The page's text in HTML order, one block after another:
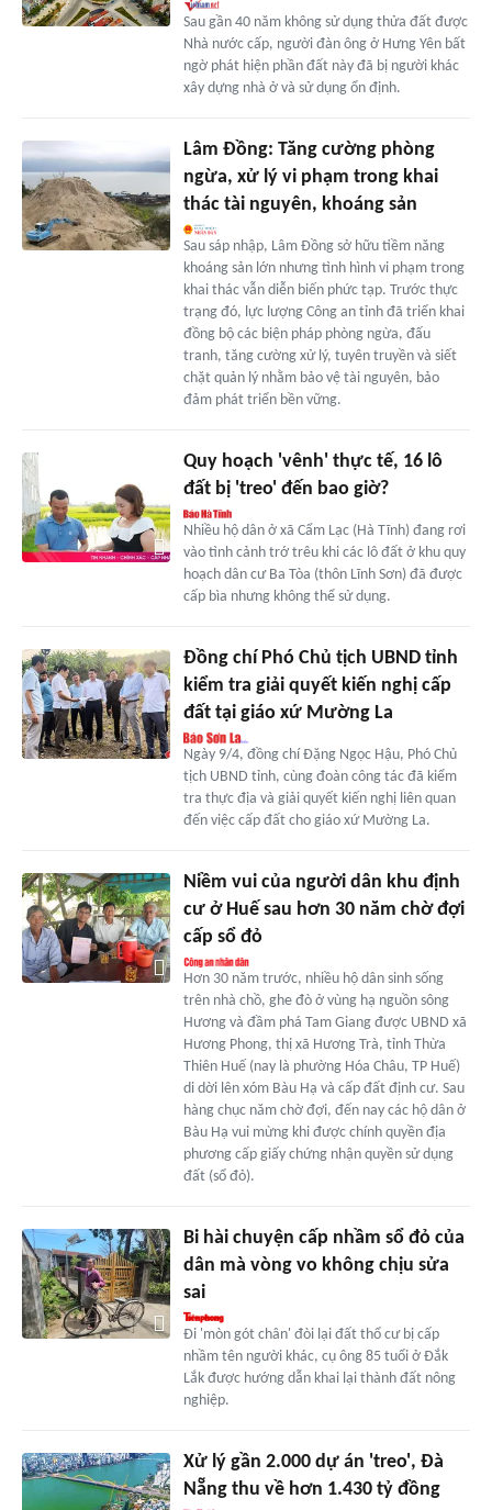
Sau gần 40 năm không sử dụng thửa đất được
Nhà nước cấp, người đàn ông ở Hưng Yên bất
ngờ phát hiện phần đất này đã bị người khác
xây dựng nhà ở và sử dụng ổn định.
Lâm Đồng: Tăng cường phòng
ngừa, xử lý vi phạm trong khai
thác tài nguyên, khoáng sản
Sau sáp nhập, Lâm Đồng sở hữu tiềm năng
khoáng sản lớn nhưng tình hình vi phạm trong
khai thác vẫn diễn biến phức tạp. Trước thực
trạng đó, lực lượng Công an tỉnh đã triển khai
đồng bộ các biện pháp phòng ngừa, đấu
tranh, tăng cường xử lý, tuyên truyền và siết
chặt quản lý nhằm bảo vệ tài nguyên, bảo
đảm phát triển bền vững.
Quy hoạch 'vênh' thực tế, 16 lô
đất bị 'treo' đến bao giờ?
Nhiều hộ dân ở xã Cẩm Lạc (Hà Tĩnh) đang rơi
vào tình cảnh trớ trêu khi các lô đất ở khu quy
hoạch dân cư Ba Tòa (thôn Lĩnh Sơn) đã được
cấp bìa nhưng không thể sử dụng.
Đồng chí Phó Chủ tịch UBND tỉnh
kiểm tra giải quyết kiến nghị cấp
đất tại giáo xứ Mường La
Ngày 9/4, đồng chí Đặng Ngọc Hậu, Phó Chủ
tịch UBND tỉnh, cùng đoàn công tác đã kiểm
tra thực địa và giải quyết kiến nghị liên quan
đến việc cấp đất cho giáo xứ Mường La.
Niềm vui của người dân khu định
cư ở Huế sau hơn 30 năm chờ đợi
cấp sổ đỏ
Hơn 30 năm trước, nhiều hộ dân sinh sống
trên nhà chồ, ghe đò ở vùng hạ nguồn sông
Hương và đầm phá Tam Giang được UBND xã
Hương Phong, thị xã Hương Trà, tỉnh Thừa
Thiên Huế (nay là phường Hóa Châu, TP Huế)
di dời lên xóm Bàu Hạ và cấp đất định cư. Sau
hàng chục năm chờ đợi, đến nay các hộ dân ở
Bàu Hạ vui mừng khi được chính quyền địa
phương cấp giấy chứng nhận quyền sử dụng
đất (sổ đỏ).
Bi hài chuyện cấp nhầm sổ đỏ của
dân mà vòng vo không chịu sửa
sai
Đi 'mòn gót chân' đòi lại đất thổ cư bị cấp
nhầm tên người khác, cụ ông 85 tuổi ở Đắk
Lắk được hướng dẫn khai lại thành đất nông
nghiệp.
Xử lý gần 2.000 dự án 'treo', Đà
Nẵng thu về hơn 1.430 tỷ đồng